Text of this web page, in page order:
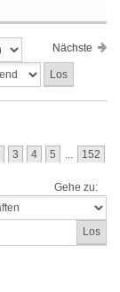
Nächste
3 4 5 ... 152
Gehe zu: